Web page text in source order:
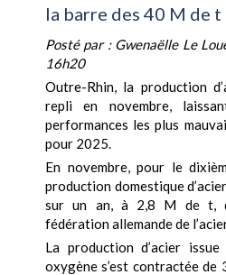
la barre des 40 M de t
Posté par : Gwenaëlle Le
16h20
Outre-Rhin, la production
repli en novembre,
performances les plus
pour 2025.
En novembre, pour le
production domestique
sur un an, à 2,8 M de t,
fédération allemande de
La production d’acier
oxygène s’est contractée de